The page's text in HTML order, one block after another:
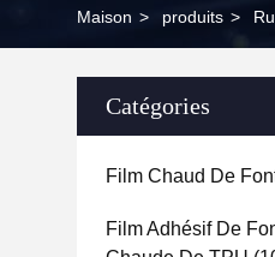
Maison > produits >
Catégories
Film Chaud De
Film Adhésif De